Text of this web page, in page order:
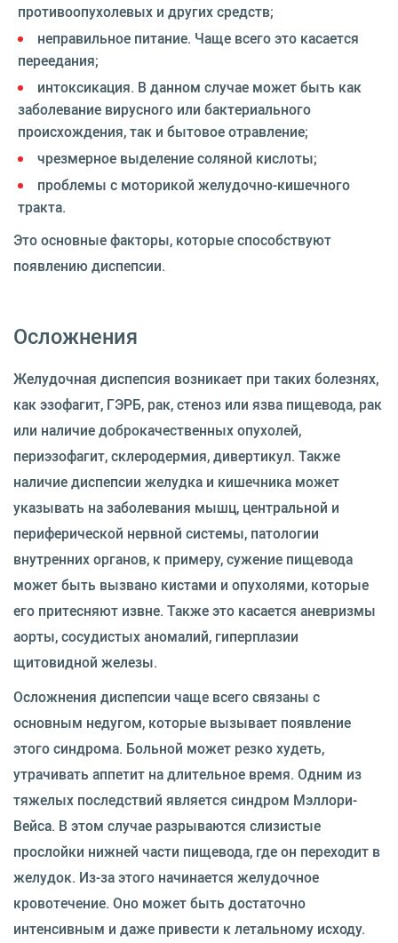
противоопухолевых и других средств;
неправильное питание. Чаще всего это касается
переедания;
интоксикация. В данном случае может быть как
заболевание вирусного или бактериального
происхождения, так и бытовое отравление;
чрезмерное выделение соляной кислоты;
проблемы с моторикой желудочно-кишечного
тракта.
Это основные факторы, которые способствуют
появлению диспепсии.
Осложнения
Желудочная диспепсия возникает при таких болезнях,
как эзофагит, ГЭРБ, рак, стеноз или язва пищевода, рак
или наличие доброкачественных опухолей,
периэзофагит, склеродермия, дивертикул. Также
наличие диспепсии желудка и кишечника может
указывать на заболевания мышц, центральной и
периферической нервной системы, патологии
внутренних органов, к примеру, сужение пищевода
может быть вызвано кистами и опухолями, которые
его притесняют извне. Также это касается аневризмы
аорты, сосудистых аномалий, гиперплазии
щитовидной железы.
Осложнения диспепсии чаще всего связаны с
основным недугом, которые вызывает появление
этого синдрома. Больной может резко худеть,
утрачивать аппетит на длительное время. Одним из
тяжелых последствий является синдром Мэллори-
Вейса. В этом случае разрываются слизистые
прослойки нижней части пищевода, где он переходит в
желудок. Из-за этого начинается желудочное
кровотечение. Оно может быть достаточно
интенсивным и даже привести к летальному исходу.